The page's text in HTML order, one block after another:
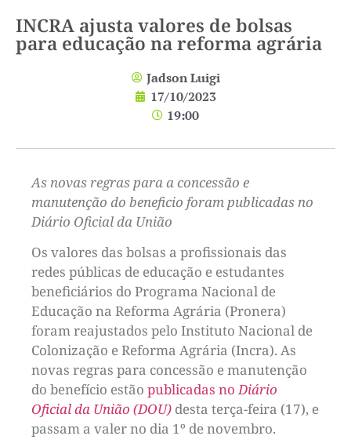
INCRA ajusta valores de bolsas
para educação na reforma agrária
Jadson Luigi
17/10/2023
19:00
As novas regras para a concessão e
manutenção do beneficio foram publicadas no
Diário Oficial da União
Os valores das bolsas a profissionais das
redes públicas de educação e estudantes
beneficiários do Programa Nacional de
Educação na Reforma Agrária (Pronera)
foram reajustados pelo Instituto Nacional de
Colonização e Reforma Agrária (Incra). As
novas regras para concessão e manutenção
do benefício estão publicadas noDiário
Oficial da União (DOU) desta terça-feira (17), e
passam a valer no dia 1º de novembro.